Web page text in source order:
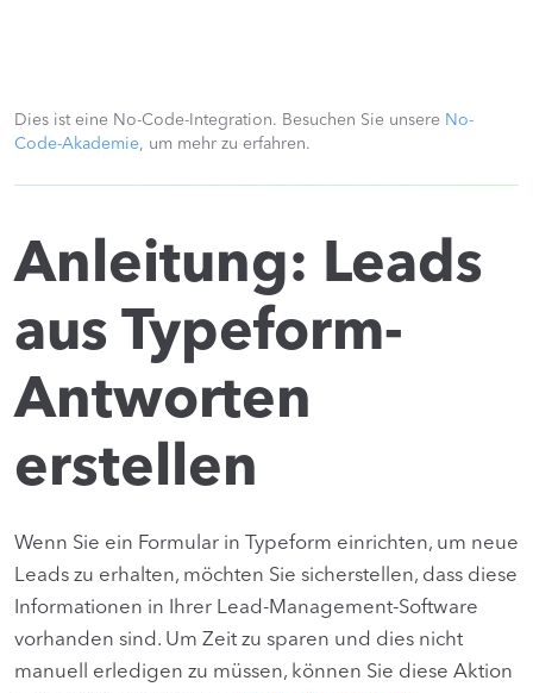
Dies ist eine No-Code-Integration. Besuchen Sie unsere No-
Code-Akademie, um mehr zu erfahren.
Anleitung: Leads
aus Typeform-
Antworten
erstellen
Wenn Sie ein Formular in Typeform einrichten, um neue
Leads zu erhalten, möchten Sie sicherstellen, dass diese
Informationen in Ihrer Lead-Management-Software
vorhanden sind. Um Zeit zu sparen und dies nicht
manuell erledigen zu müssen, können Sie diese Aktion